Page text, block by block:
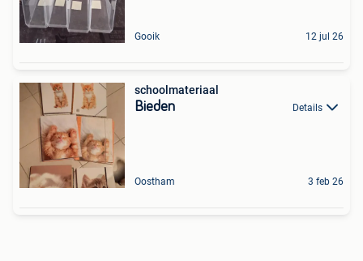
Gooik 12 jul 26
schoolmateriaal
Bieden Details
Oostham 3 feb 26